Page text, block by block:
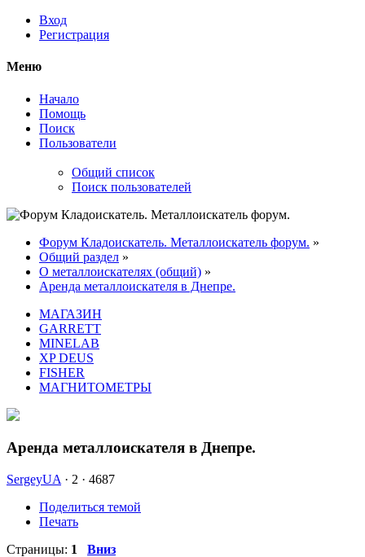
Вход
Регистрация
Меню
Начало
Помощь
Поиск
Пользователи
Общий список
Поиск пользователей
Форум Кладоискатель. Металлоискатель форум. »
Общий раздел »
О металлоискателях (общий) »
Аренда металлоискателя в Днепре.
МАГАЗИН
GARRETT
MINELAB
XP DEUS
FISHER
МАГНИТОМЕТРЫ
Аренда металлоискателя в Днепре.
SergeyUA · 2 · 4687
Поделиться темой
Печать
Страницы: 1 Вниз